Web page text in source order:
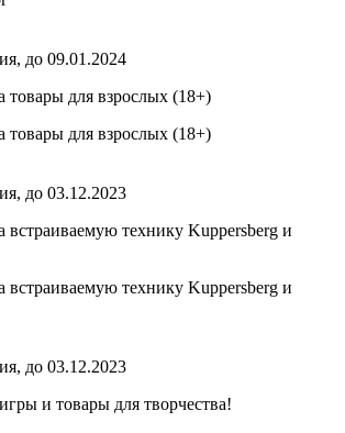
до 09.01.2024
товары для взрослых (18+)
товары для взрослых (18+)
до 03.12.2023
встраиваемую технику Kuppersberg и
встраиваемую технику Kuppersberg и
до 03.12.2023
и товары для творчества!